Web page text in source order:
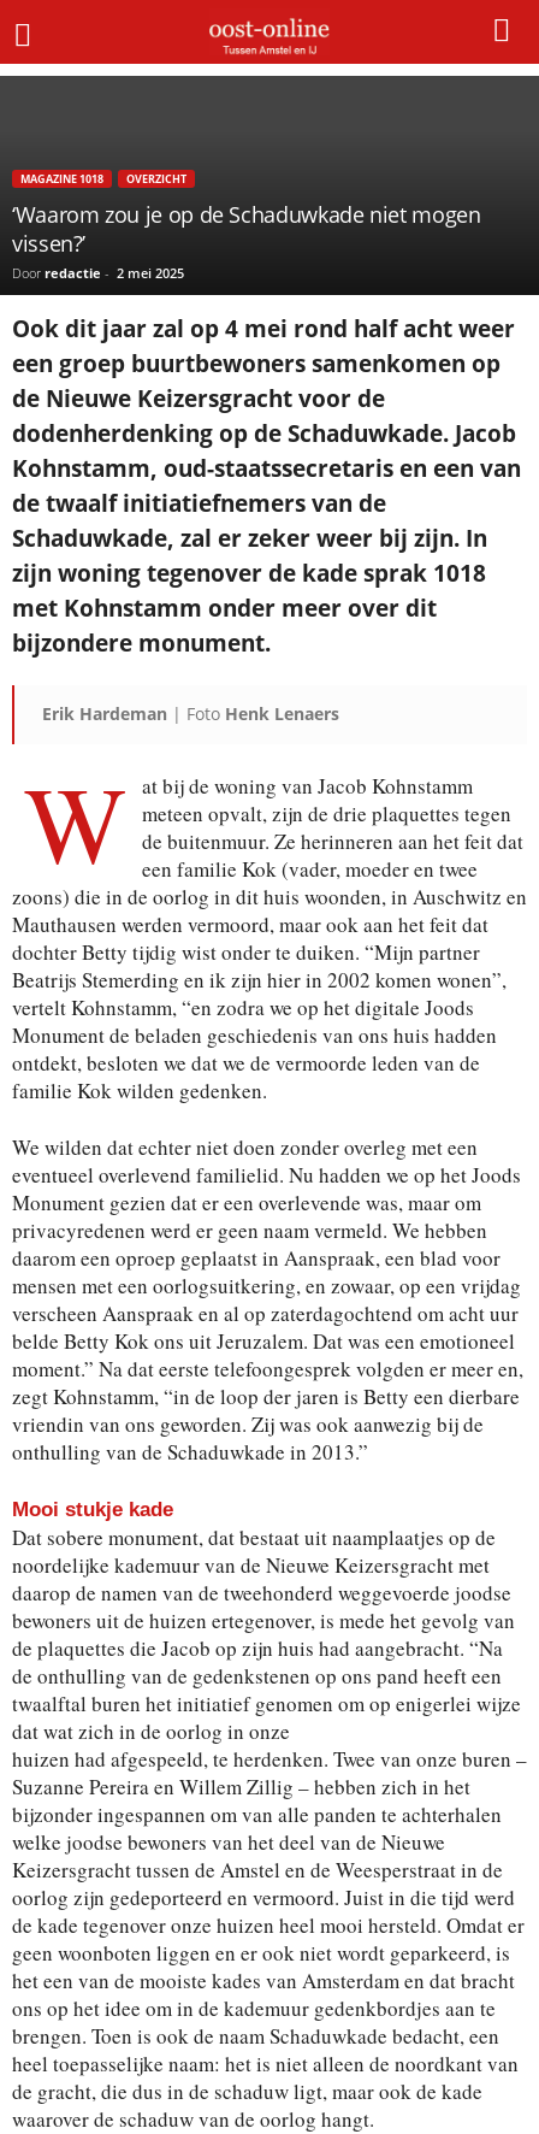
Home ‘Waarom zou je op de Schaduwkade niet mogen vissen?’
MAGAZINE 1018 OVERZICHT
‘Waarom zou je op de Schaduwkade niet mogen
vissen?’
Door redactie - 2 mei 2025
Ook dit jaar zal op 4 mei rond half acht weer
een groep buurtbewoners samenkomen op
de Nieuwe Keizersgracht voor de
dodenherdenking op de Schaduwkade. Jacob
Kohnstamm, oud-staatssecretaris en een van
de twaalf initiatiefnemers van de
Schaduwkade, zal er zeker weer bij zijn. In
zijn woning tegenover de kade sprak 1018
met Kohnstamm onder meer over dit
bijzondere monument.
Erik Hardeman | Foto Henk Lenaers
W
at bij de woning van Jacob Kohnstamm
meteen opvalt, zijn de drie plaquettes tegen
de buitenmuur. Ze herinneren aan het feit dat
een familie Kok (vader, moeder en twee
zoons) die in de oorlog in dit huis woonden, in Auschwitz en
Mauthausen werden vermoord, maar ook aan het feit dat
dochter Betty tijdig wist onder te duiken. “Mijn partner
Beatrijs Stemerding en ik zijn hier in 2002 komen wonen”,
vertelt Kohnstamm, “en zodra we op het digitale Joods
Monument de beladen geschiedenis van ons huis hadden
ontdekt, besloten we dat we de vermoorde leden van de
familie Kok wilden gedenken.
We wilden dat echter niet doen zonder overleg met een
eventueel overlevend familielid. Nu hadden we op het Joods
Monument gezien dat er een overlevende was, maar om
privacyredenen werd er geen naam vermeld. We hebben
daarom een oproep geplaatst in Aanspraak, een blad voor
mensen met een oorlogsuitkering, en zowaar, op een vrijdag
verscheen Aanspraak en al op zaterdagochtend om acht uur
belde Betty Kok ons uit Jeruzalem. Dat was een emotioneel
moment.” Na dat eerste telefoongesprek volgden er meer en,
zegt Kohnstamm, “in de loop der jaren is Betty een dierbare
vriendin van ons geworden. Zij was ook aanwezig bij de
onthulling van de Schaduwkade in 2013.”
Mooi stukje kade
Dat sobere monument, dat bestaat uit naamplaatjes op de
noordelijke kademuur van de Nieuwe Keizersgracht met
daarop de namen van de tweehonderd weggevoerde joodse
bewoners uit de huizen ertegenover, is mede het gevolg van
de plaquettes die Jacob op zijn huis had aangebracht. “Na
de onthulling van de gedenkstenen op ons pand heeft een
twaalftal buren het initiatief genomen om op enigerlei wijze
dat wat zich in de oorlog in onze
huizen had afgespeeld, te herdenken. Twee van onze buren –
Suzanne Pereira en Willem Zillig – hebben zich in het
bijzonder ingespannen om van alle panden te achterhalen
welke joodse bewoners van het deel van de Nieuwe
Keizersgracht tussen de Amstel en de Weesperstraat in de
oorlog zijn gedeporteerd en vermoord. Juist in die tijd werd
de kade tegenover onze huizen heel mooi hersteld. Omdat er
geen woonboten liggen en er ook niet wordt geparkeerd, is
het een van de mooiste kades van Amsterdam en dat bracht
ons op het idee om in de kademuur gedenkbordjes aan te
brengen. Toen is ook de naam Schaduwkade bedacht, een
heel toepasselijke naam: het is niet alleen de noordkant van
de gracht, die dus in de schaduw ligt, maar ook de kade
waarover de schaduw van de oorlog hangt.
×
VOORNAAM
Postcode
Met de inschrijving accepteer ik de
privacyverklaring.
Je ontvangt een bevestiging in je mailbox.